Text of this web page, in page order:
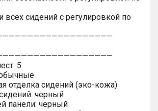
всех сидений с регулировкой по
5
отделка сидений (эко-кожа)
черный
панели: черный